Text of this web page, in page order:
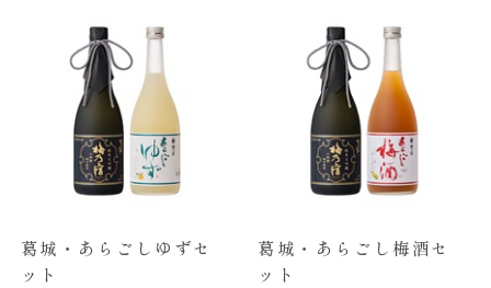
葛城・あらごしゆずセ
ット
葛城・あらごし梅酒セ
ット